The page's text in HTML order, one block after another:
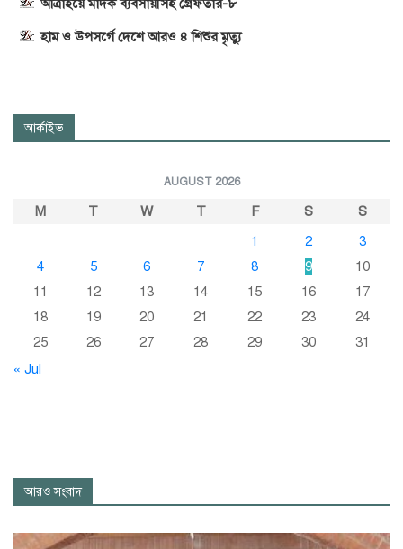
আত্রাইয়ে মাদক ব্যবসায়ীসহ গ্রেফতার-৮
হাম ও উপসর্গে দেশে আরও ৪ শিশুর মৃত্যু
আর্কাইভ
AUGUST 2026
M T W T F S
S
1
2
3
4
5 6 7 8 9
10
11
12 13 14 15 16
17
18
19 20 21 22 23
24
25
26 27 28 29 30
31
« Jul
আরও সংবাদ